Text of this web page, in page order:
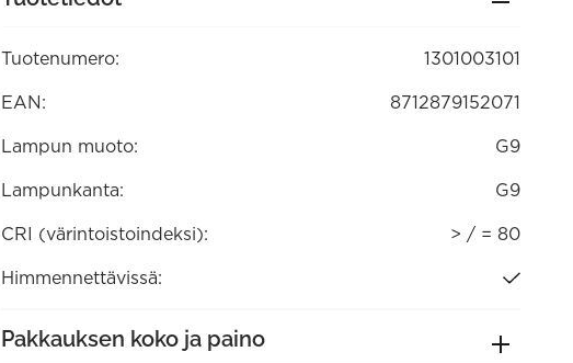
Tuotenumero: 1301003101
EAN: 8712879152071
Lampun muoto: G9
Lampunkanta: G9
CRI (värintoistoindeksi): > / = 80
Himmennettävissä:
Pakkauksen koko ja paino